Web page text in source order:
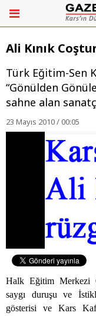
Ali Kınık
Türk Eğitim-Sen
“Gönülden
sahne alan
23 Mayıs 2010 / 00:05
Halk Eğitim Merkezi
saygı duruşu ve
gösterisi ve Kars